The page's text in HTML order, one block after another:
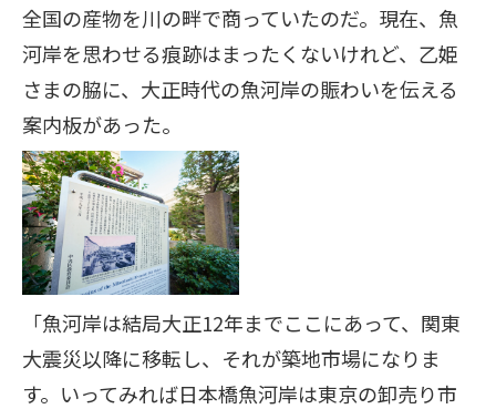
全国の産物を川の畔で商っていたのだ。現在、魚
河岸を思わせる痕跡はまったくないけれど、乙姫
さまの脇に、大正時代の魚河岸の賑わいを伝える
案内板があった。
「魚河岸は結局大正12年までここにあって、関東
大震災以降に移転し、それが築地市場になりま
す。いってみれば日本橋魚河岸は東京の卸売り市